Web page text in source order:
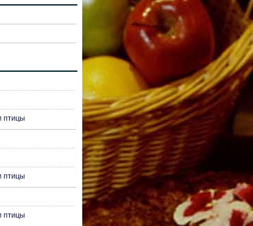
птицы
птицы
птицы